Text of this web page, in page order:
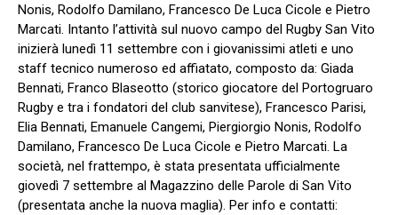
Nonis, Rodolfo Damilano, Francesco De Luca Cicole e Pietro
Marcati. Intanto l’attività sul nuovo campo del Rugby San Vito
inizierà lunedì 11 settembre con i giovanissimi atleti e uno
staff tecnico numeroso ed affiatato, composto da: Giada
Bennati, Franco Blaseotto (storico giocatore del Portogruaro
Rugby e tra i fondatori del club sanvitese), Francesco Parisi,
Elia Bennati, Emanuele Cangemi, Piergiorgio Nonis, Rodolfo
Damilano, Francesco De Luca Cicole e Pietro Marcati. La
società, nel frattempo, è stata presentata ufficialmente
giovedì 7 settembre al Magazzino delle Parole di San Vito
(presentata anche la nuova maglia). Per info e contatti: